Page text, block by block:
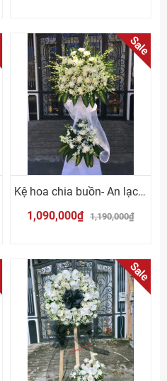
Sale
Kệ hoa chia buồn- An lạc Vĩnh Hằng
1,090,000₫ 1,190,000₫
Sale